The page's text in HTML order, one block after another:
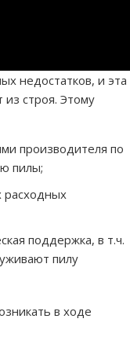
недостатков, и эта
строя. Этому
производителя по
пилы;
расходных
поддержка, в т.ч.
пилу
в ходе